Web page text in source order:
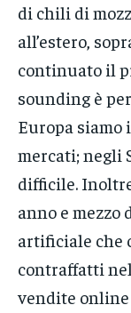
di chili di
all’estero,
continuato il
sounding è
Europa siamo
mercati; negli
difficile.
anno e
artificiale che
contraffatti
vendite